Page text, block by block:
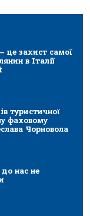
це захист самої
в Італії
туристичної
фаховому
Чорновола
до нас не